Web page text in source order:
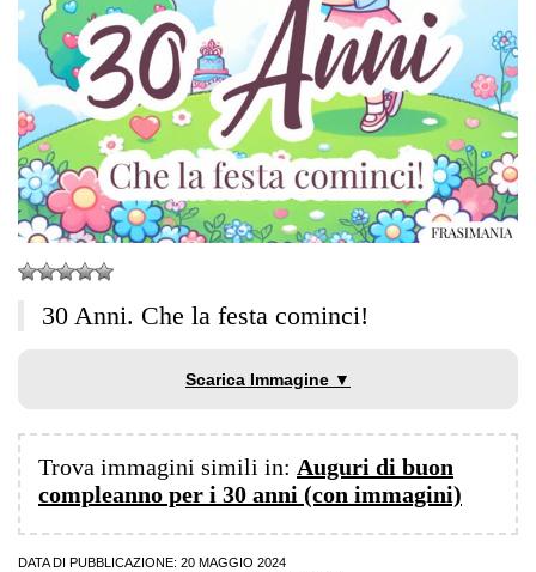
30 Anni. Che la festa cominci!
Scarica Immagine ▼
Trova immagini simili in: Auguri di buon
compleanno per i 30 anni (con immagini)
DATA DI PUBBLICAZIONE: 20 MAGGIO 2024